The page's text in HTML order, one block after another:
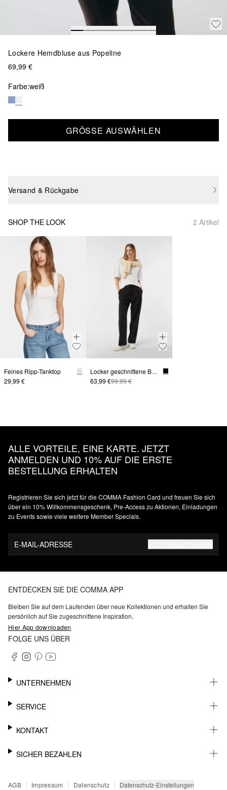
Lockere Hemdbluse aus Popeline
69,99 €
Farbe:weiß
GRÖSSE AUSWÄHLEN
Versand & Rückgabe
SHOP THE LOOK 2 Artikel
Feines Ripp-Tanktop
29,99 €
Locker geschnittene Bundfaltenhose
63,99 €99,99 €
ALLE VORTEILE, EINE KARTE. JETZT
ANMELDEN UND 10% AUF DIE ERSTE
BESTELLUNG ERHALTEN
Registrieren Sie sich jetzt für die COMMA Fashion Card und freuen Sie sich
über ein 10% Willkommensgeschenk, Pre-Access zu Aktionen, Einladungen
zu Events sowie viele weitere Member Specials.
E-MAIL-ADRESSE
ENTDECKEN SIE DIE COMMA APP
Bleiben Sie auf dem Laufenden über neue Kollektionen und erhalten Sie
persönlich auf Sie zugeschnittene Inspiration.
Hier App downloaden
FOLGE UNS ÜBER
UNTERNEHMEN
KARRIERE
BARRIEREFREIHEIT
SERVICE
WHATSAPP
MEIN KONTO
SENDUNGSVERFOLGUNG
KONTAKT
SUPPORT
SICHER BEZAHLEN
PAYPAL
AGB | Impressum | Datenschutz | Datenschutz-Einstellungen